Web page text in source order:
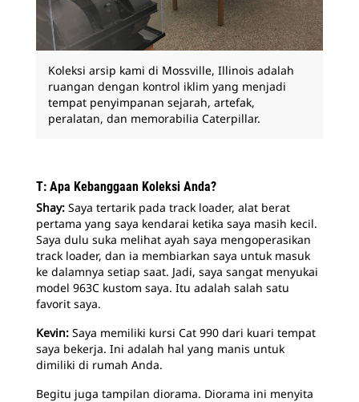
Koleksi arsip kami di Mossville, Illinois adalah
ruangan dengan kontrol iklim yang menjadi
tempat penyimpanan sejarah, artefak,
peralatan, dan memorabilia Caterpillar.
T: Apa Kebanggaan Koleksi Anda?
Shay: Saya tertarik pada track loader, alat berat
pertama yang saya kendarai ketika saya masih kecil.
Saya dulu suka melihat ayah saya mengoperasikan
track loader, dan ia membiarkan saya untuk masuk
ke dalamnya setiap saat. Jadi, saya sangat menyukai
model 963C kustom saya. Itu adalah salah satu
favorit saya.
Kevin: Saya memiliki kursi Cat 990 dari kuari tempat
saya bekerja. Ini adalah hal yang manis untuk
dimiliki di rumah Anda.
Begitu juga tampilan diorama. Diorama ini menyita